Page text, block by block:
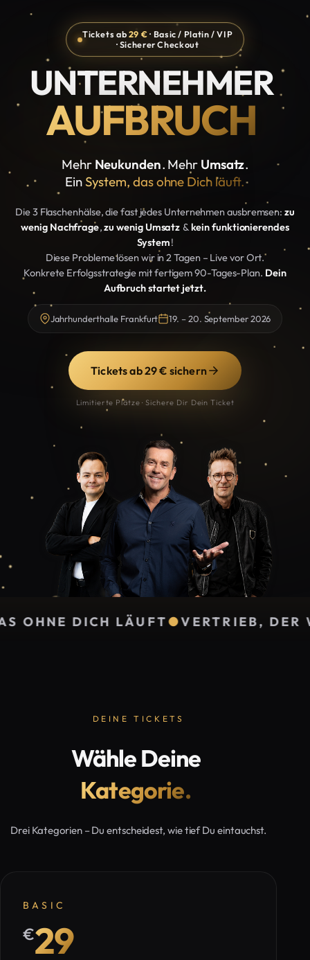
Tickets ab29 €· Basic / Platin / VIP
· Sicherer Checkout
UNTERNEHMER
AUFBRUCH
Mehr Neukunden. Mehr Umsatz.
Ein System, das ohne Dich läuft.
Die 3 Flaschenhälse, die fast jedes Unternehmen ausbremsen:zu
wenig Nachfrage,zu wenig Umsatz & kein funktionierendes
System!
Diese Probleme lösen wir in 2 Tagen – Live vor Ort.
Konkrete Erfolgsstrategie mit fertigem 90-Tages-Plan. Dein
Aufbruch startet jetzt.
Jahrhunderthalle Frankfurt 19. – 20. September 2026
Tickets ab 29 € sichern
Limitierte Plätze · Sichere Dir Dein Ticket
●VERTRIEB, DER WIRKLICH
DEINE TICKETS
Wähle Deine
Kategorie.
Drei Kategorien – Du entscheidest, wie tief Du eintauchst.
BASIC
€29